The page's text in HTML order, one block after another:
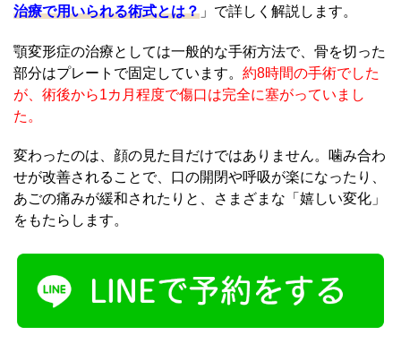
治療で用いられる術式とは？ 」で詳しく解説します。
顎変形症の治療としては一般的な手術方法で、骨を切った
部分はプレートで固定しています。 約8時間の手術でした
が、術後から1カ月程度で傷口は完全に塞がっていまし
た。
変わったのは、顔の見た目だけではありません。噛み合わ
せが改善されることで、口の開閉や呼吸が楽になったり、
あごの痛みが緩和されたりと、さまざまな「嬉しい変化」
をもたらします。